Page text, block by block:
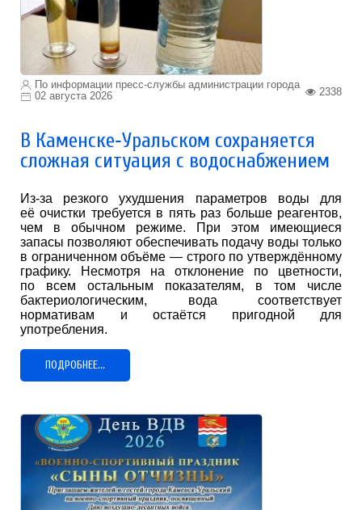
По информации пресс-службы администрации города
02 августа 2026
2338
В Каменске‑Уральском сохраняется
сложная ситуация с водоснабжением
Из‑за резкого ухудшения параметров воды для
её очистки требуется в пять раз больше реагентов,
чем в обычном режиме. При этом имеющиеся
запасы позволяют обеспечивать подачу воды только
в ограниченном объёме — строго по утверждённому
графику. Несмотря на отклонение по цветности,
по всем остальным показателям, в том числе
бактериологическим, вода соответствует
нормативам и остаётся пригодной для
употребления.
ПОДРОБНЕЕ...